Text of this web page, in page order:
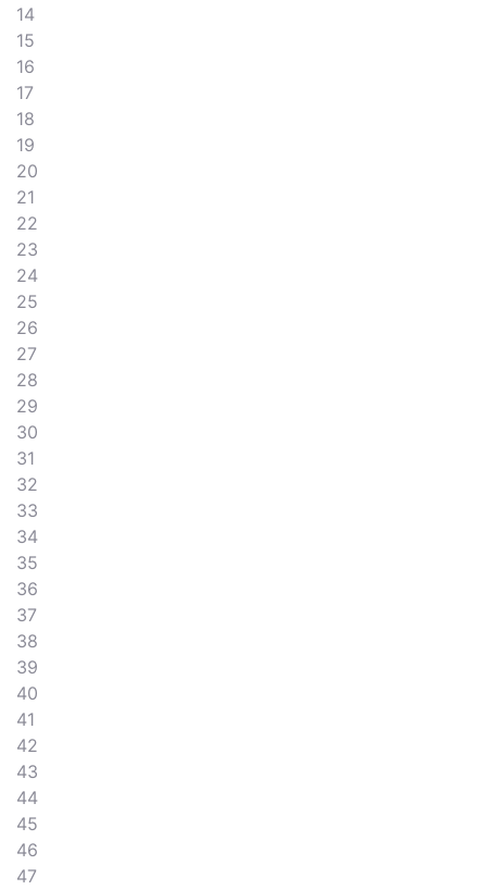
14
15
16
17
18
19
20
21
22
23
24
25
26
27
28
29
30
31
32
33
34
35
36
37
38
39
40
41
42
43
44
45
46
47